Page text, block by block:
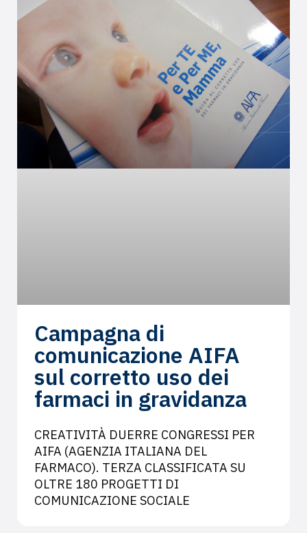
Campagna di
comunicazione AIFA
sul corretto uso dei
farmaci in gravidanza
CREATIVITÀ DUERRE CONGRESSI PER
AIFA (AGENZIA ITALIANA DEL
FARMACO). TERZA CLASSIFICATA SU
OLTRE 180 PROGETTI DI
COMUNICAZIONE SOCIALE